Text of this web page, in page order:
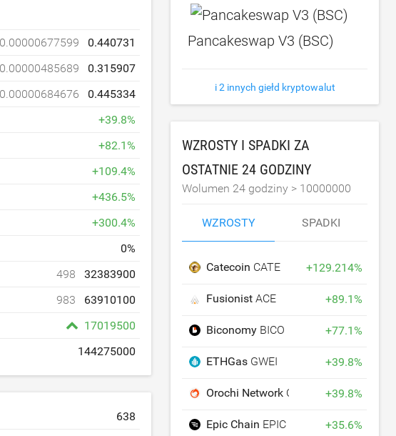
0.00000677599
0.440731
0.00000485689
0.315907
0.00000684676
0.445334
+39.8%
+82.1%
+109.4%
+436.5%
+300.4%
0%
498
32383900
983
63910100
17019500
144275000
638
Pancakeswap V3 (BSC)
i 2 innych giełd kryptowalut
WZROSTY I SPADKI ZA
OSTATNIE 24 GODZINY
Wolumen 24 godziny > 10000000
WZROSTY SPADKI
Catecoin CATE +129.214%
FusionistACE +89.1%
Biconomy BICO +77.1%
ETHGas GWEI +39.8%
Orochi Network ON +39.8%
Epic Chain EPIC +35.6%